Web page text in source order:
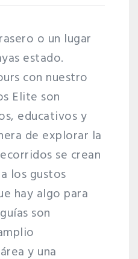
o un lugar
estado.
con nuestro
Elite son
educativos y
de explorar la
se crean
los gustos
hay algo para
son
y una